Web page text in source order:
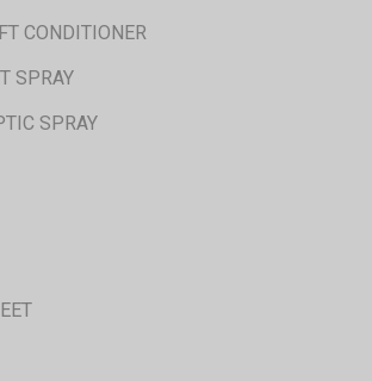
CONDITIONER
SPRAY
SPRAY